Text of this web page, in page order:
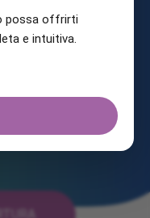
possa offrirti
e intuitiva.